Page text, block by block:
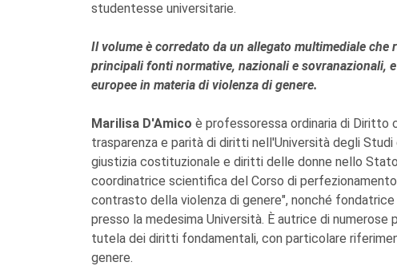
studentesse universitarie.
Il volume è corredato da un allegato multimediale
principali fonti normative, nazionali e sovranazionali,
europee in materia di violenza di genere.
Marilisa D'Amico è professoressa ordinaria di
trasparenza e parità di diritti nell'Università degli
giustizia costituzionale e diritti delle donne nello
coordinatrice scientifica del Corso di
contrasto della violenza di genere", nonché
presso la medesima Università. È autrice di
tutela dei diritti fondamentali, con particolare
genere.